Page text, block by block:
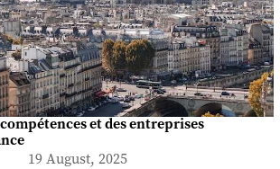
et des entreprises
19 August, 2025